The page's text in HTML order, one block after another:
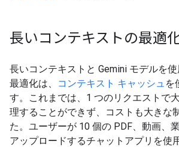
長いコンテキストの最適
長いコンテキストと Gemini モデルを
最適化は、
コンテキスト キャッシュ を
す。これまでは、1 つのリクエストで
理することができず、コストも大きな
た。ユーザーが 10 個の PDF、動画、
アップロードするチャットアプリを使